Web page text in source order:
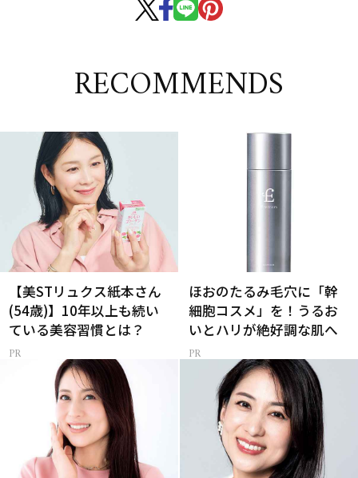
RECOMMENDS
【美STリュクス紙本さん
(54歳)】10年以上も続い
ている美容習慣とは？
ほおのたるみ毛穴に「幹
細胞コスメ」を！うるお
いとハリが絶好調な肌へ